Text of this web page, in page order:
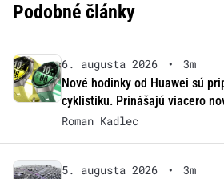
Podobné články
6. augusta 2026 •
3m
Nové hodinky od Huawei sú
cyklistiku. Prinášajú viacero
Roman Kadlec
5. augusta 2026 •
3m